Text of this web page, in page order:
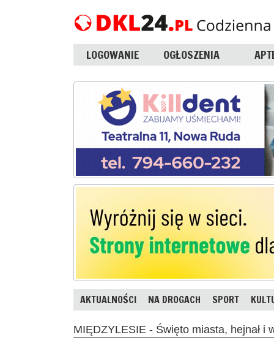
LOGOWANIE OGŁOSZENIA
AKTUALNOŚCI NA DROGACH SPORT
MIĘDZYLESIE - Święto miasta, hejnał i